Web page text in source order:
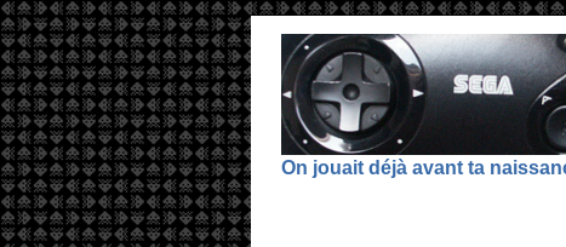
On jouait déjà avant ta